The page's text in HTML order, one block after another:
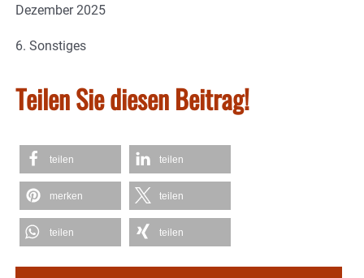
Dezember 2025
6. Sonstiges
Teilen Sie diesen Beitrag!
teilen teilen
merken teilen
teilen teilen